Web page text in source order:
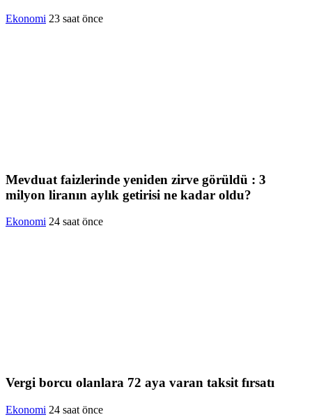
Ekonomi 23 saat önce
Mevduat faizlerinde yeniden zirve görüldü : 3
milyon liranın aylık getirisi ne kadar oldu?
Ekonomi 24 saat önce
Vergi borcu olanlara 72 aya varan taksit fırsatı
Ekonomi 24 saat önce